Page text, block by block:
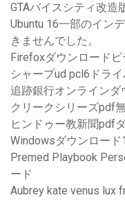
GTAバイスシティ改造
Ubuntu 16一部のイン
きませんでした。
Firefoxダウンロード
シャープud pcl6ドラ
追跡銀行オンライン
クリークシリーズpdf
ヒンドゥー教新聞pdf
Windowsダウンロード
Premed Playbook
ード
Aubrey kate venus lux